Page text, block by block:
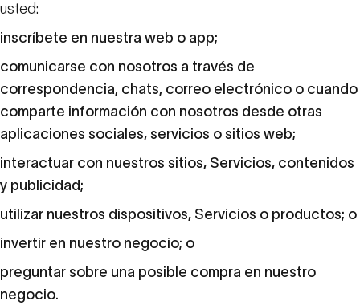
usted:
inscríbete en nuestra web o app;
comunicarse con nosotros a través de
correspondencia, chats, correo electrónico o cuando
comparte información con nosotros desde otras
aplicaciones sociales, servicios o sitios web;
interactuar con nuestros sitios, Servicios, contenidos
y publicidad;
utilizar nuestros dispositivos, Servicios o productos; o
invertir en nuestro negocio; o
preguntar sobre una posible compra en nuestro
negocio.